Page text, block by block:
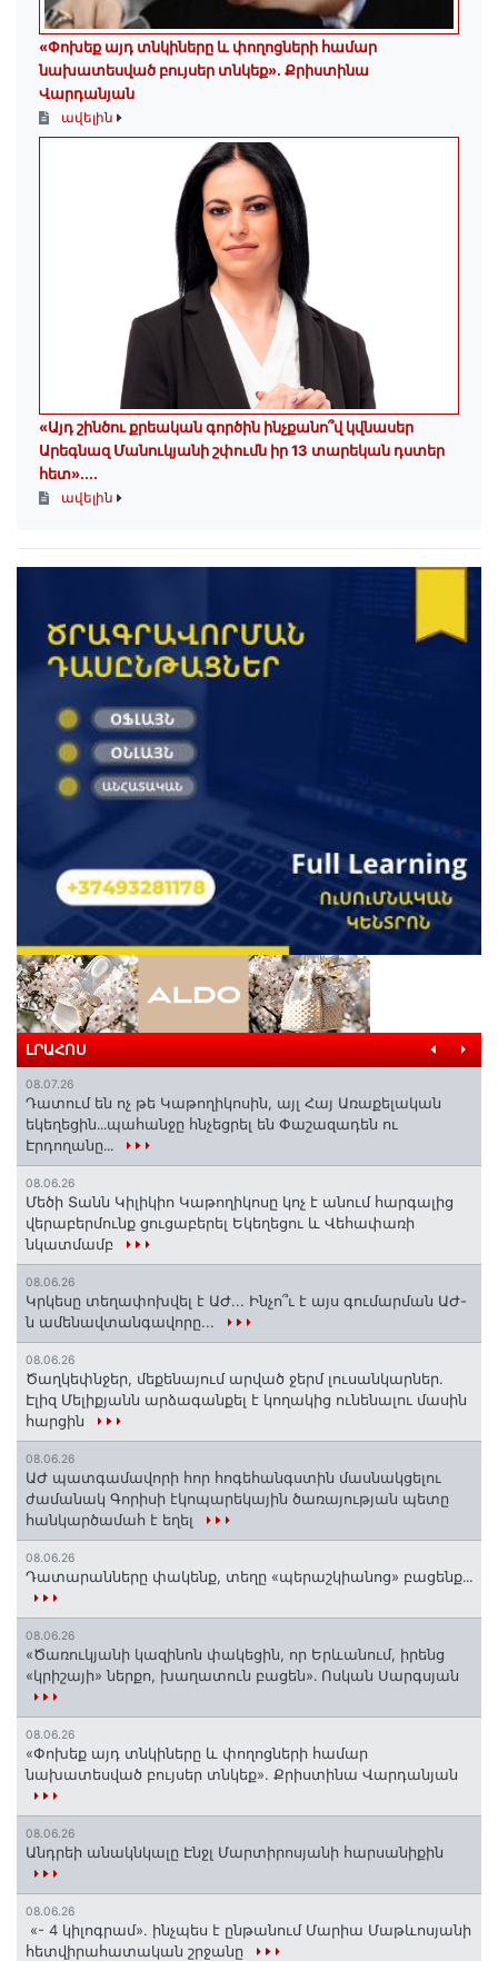
«Փոխեք այդ տնկիները և փողոցների համար
նախատեսված բույսեր տնկեք». Քրիստինա
Վարդանյան
ավելին
«Այդ շինծու քրեական գործին ինչքանո՞վ կվնասեր
Արեգնազ Մանուկյանի շփումն իր 13 տարեկան դստեր
հետ»․...
ավելին
ԼՐԱՀՈՍ
08.07.26
Դատում են ոչ թե Կաթողիկոսին, այլ Հայ Առաքելական
եկեղեցին․․․պահանջը հնչեցրել են Փաշազադեն ու
Էրդողանը․․․
08.06.26
Մեծի Տանն Կիլիկիո Կաթողիկոսը կոչ է անում հարգալից
վերաբերմունք ցուցաբերել Եկեղեցու և Վեհափառի
նկատմամբ
08.06.26
Կրկեսը տեղափոխվել է ԱԺ... Ինչո՞ւ է այս գումարման ԱԺ-
ն ամենավտանգավորը...
08.06.26
Ծաղկեփնջեր, մեքենայում արված ջերմ լուսանկարներ.
Էլիզ Մելիքյանն արձագանքել է կողակից ունենալու մասին
հարցին
08.06.26
ԱԺ պատգամավորի հոր հոգեհանգստին մասնակցելու
ժամանակ Գորիսի էկոպարեկային ծառայության պետը
հանկարծամահ է եղել
08.06.26
Դատարանները փակենք, տեղը «պերաշկիանոց» բացենք․․․
08.06.26
«Ծառուկյանի կազինոն փակեցին, որ Երևանում, իրենց
«կրիշայի» ներքո, խաղատուն բացեն»․ Ոսկան Սարգսյան
08.06.26
«Փոխեք այդ տնկիները և փողոցների համար
նախատեսված բույսեր տնկեք». Քրիստինա Վարդանյան
08.06.26
Անդրեի անակնկալը Էնջլ Մարտիրոսյանի հարսանիքին
08.06.26
«- 4 կիլոգրամ». ինչպես է ընթանում Մարիա Մաթևոսյանի
հետվիրահատական շրջանը